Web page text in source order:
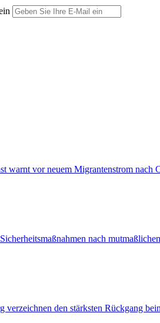
warnt vor neuem Migrantenstrom nach
nach
verzeichnen den stärksten Rückgang